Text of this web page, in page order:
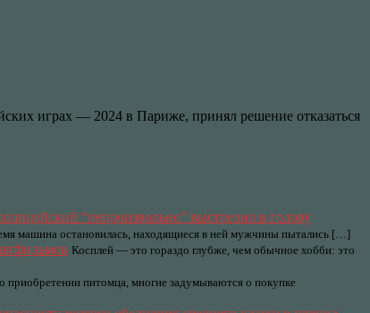
играх — 2024 в Париже, принял решение отказаться
“непроизвольно” выстрелил в голову
машина остановилась, находящиеся в ней мужчины пытались […]
Косплей — это гораздо глубже, чем обычное хобби: это
приобретении питомца, многие задумываются о покупке